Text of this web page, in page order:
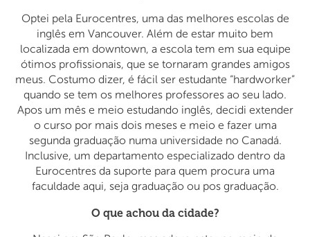
Optei pela Eurocentres, uma das melhores escolas de
inglês em Vancouver. Além de estar muito bem
localizada em downtown, a escola tem em sua equipe
ótimos profissionais, que se tornaram grandes amigos
meus. Costumo dizer, é fácil ser estudante “hardworker”
quando se tem os melhores professores ao seu lado.
Apos um mês e meio estudando inglês, decidi extender
o curso por mais dois meses e meio e fazer uma
segunda graduação numa universidade no Canadá.
Inclusive, um departamento especializado dentro da
Eurocentres da suporte para quem procura uma
faculdade aqui, seja graduação ou pos graduação.
O que achou da cidade?